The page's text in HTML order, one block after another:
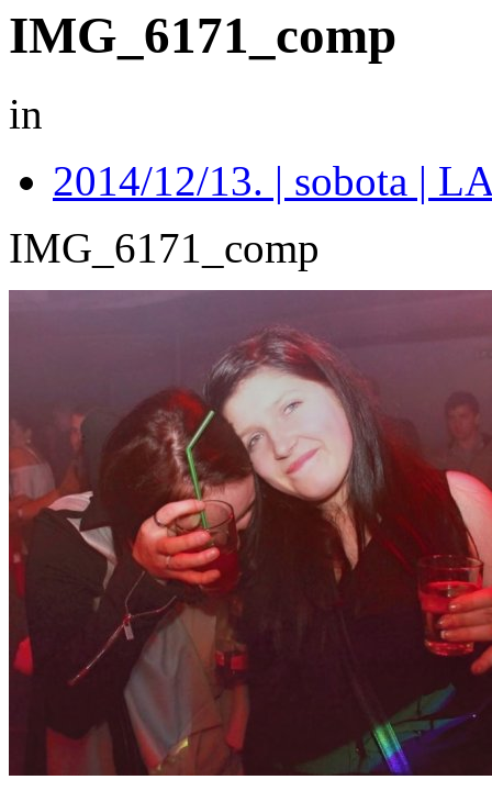
IMG_6171_comp
in
2014/12/13. | sobota |
IMG_6171_comp